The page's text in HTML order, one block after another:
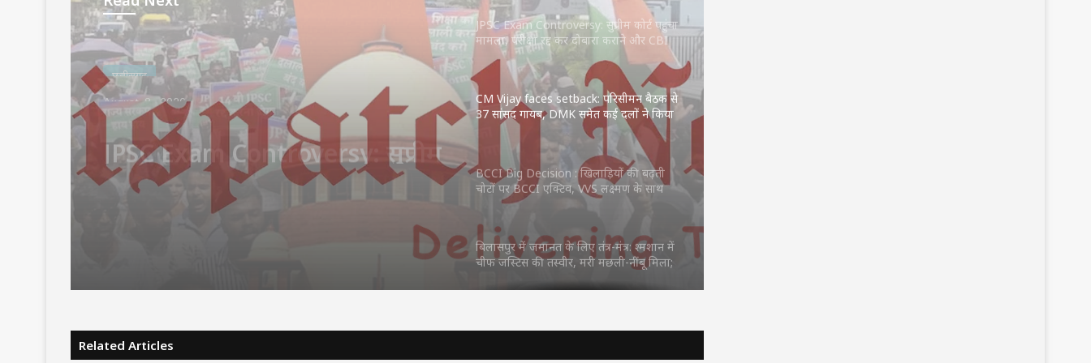
छत्तीसगढ़
August 8, 2026
CM Vijay faces setback:
परिसीमन बैठक से 37 सांसद गायब,
DMK समेत कई दलों ने किया
मामला, परीक्षा रद्द कर दोबारा कराने और CBI
जांच की मांग
CM Vijay faces setback: परिसीमन बैठक से
37 सांसद गायब, DMK समेत कई दलों ने किया
बहिष्कार
BCCI Big Decision : खिलाड़ियों की बढ़ती
चोटों पर BCCI एक्टिव, VVS लक्ष्मण के साथ
होगी अहम बैठक
बिलासपुर में जमानत के लिए तंत्र-मंत्र: श्मशान में
चीफ जस्टिस की तस्वीर, मरी मछली-नींबू मिला;
पुलिस बोली—‘ये क्या कर रहे हो?’
मिलेगा चावल
Related Articles